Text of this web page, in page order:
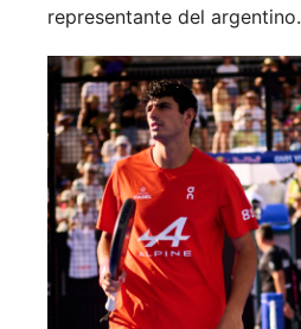
representante del argentino.